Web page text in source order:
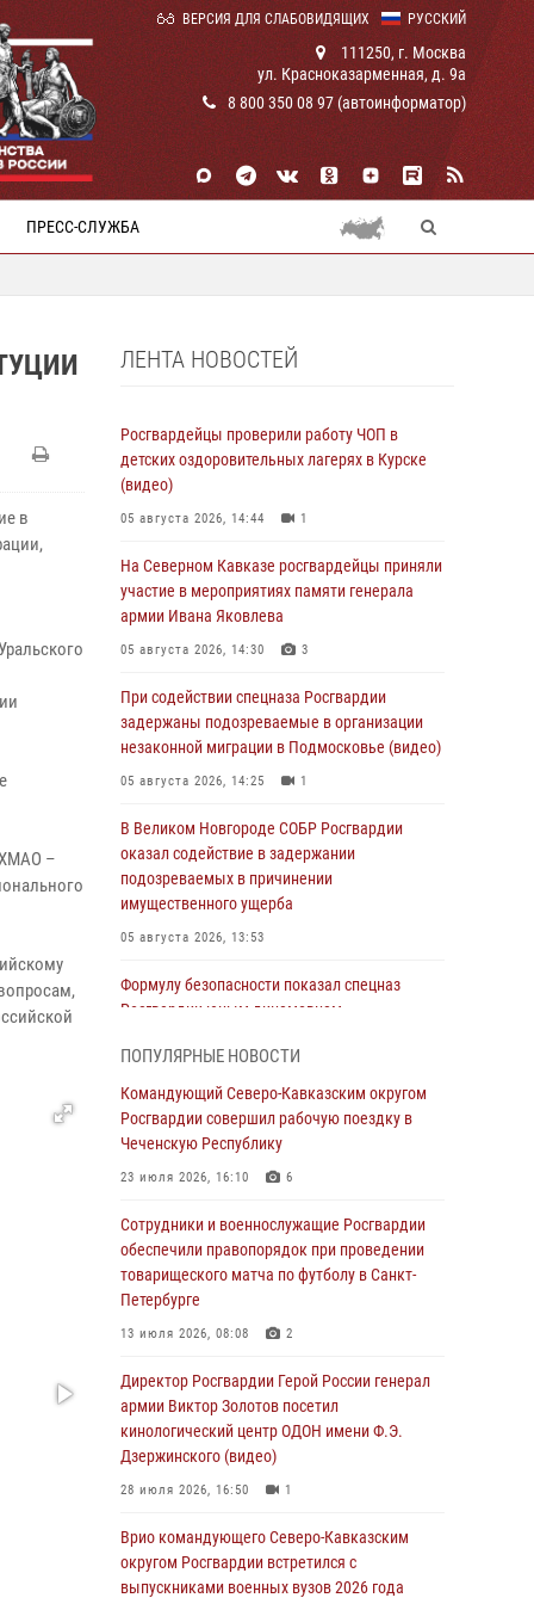
РУССКИЙ
ВЕРСИЯ ДЛЯ СЛАБОВИДЯЩИХ
111250, г. Москва
ул. Красноказарменная, д. 9а
8 800 350 08 97 (автоинформатор)
ПРЕСС-СЛУЖБА
в
ХМАО –
ЛЕНТА НОВОСТЕЙ
Росгвардейцы проверили работу ЧОП в
детских оздоровительных лагерях в Курске
(видео)
05 августа 2026, 14:44 1
На Северном Кавказе росгвардейцы приняли
участие в мероприятиях памяти генерала
армии Ивана Яковлева
05 августа 2026, 14:30 3
При содействии спецназа Росгвардии
задержаны подозреваемые в организации
незаконной миграции в Подмосковье (видео)
05 августа 2026, 14:25 1
В Великом Новгороде СОБР Росгвардии
оказал содействие в задержании
подозреваемых в причинении
имущественного ущерба
05 августа 2026, 13:53
Формулу безопасности показал спецназ
Росгвардии юным динамовцам
В столице росгвардейцы задержали мужчину,
устроившего дебош в букмекерской конторе
В Удмуртии при силовой поддержке спецназа
Росгвардии задержаны подозреваемые в
мошенничестве под видом оказания
оздоровительных услуг (видео)
В Москве дети сотрудников и
военнослужащих Росгвардии посетили
мастер-класс по художественной гимнастике
05 августа 2026, 13:00
Офицеры Росгвардии и ветераны войск
правопорядка почтили память генерала
армии Ивана Кирилловича Яковлева
ПОПУЛЯРНЫЕ НОВОСТИ
Командующий Северо-Кавказским округом
Росгвардии совершил рабочую поездку в
Чеченскую Республику
23 июля 2026, 16:10 6
Сотрудники и военнослужащие Росгвардии
обеспечили правопорядок при проведении
товарищеского матча по футболу в Санкт-
Петербурге
13 июля 2026, 08:08 2
Директор Росгвардии Герой России генерал
армии Виктор Золотов посетил
кинологический центр ОДОН имени Ф.Э.
Дзержинского (видео)
28 июля 2026, 16:50 1
Врио командующего Северо-Кавказским
округом Росгвардии встретился с
выпускниками военных вузов 2026 года